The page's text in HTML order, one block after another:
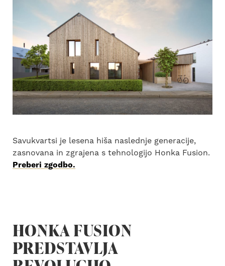
Savukvartsi je lesena hiša naslednje generacije,
zasnovana in zgrajena s tehnologijo Honka Fusion.
Preberi zgodbo.
HONKA FUSION
PREDSTAVLJA